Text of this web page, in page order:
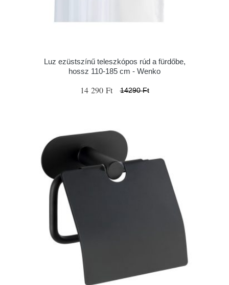
Luz ezüstszínű teleszkópos rúd a fürdőbe,
hossz 110-185 cm - Wenko
14 290 Ft 14290 Ft